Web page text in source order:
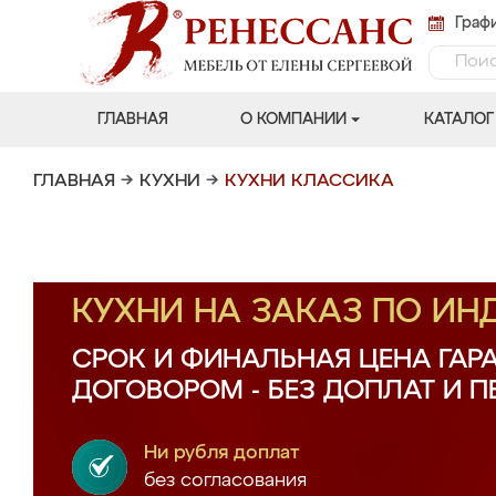
ГЛАВНАЯ О КОМПАНИИ КАТАЛОГ
ГЛАВНАЯ → КУХНИ → КУХНИ КЛАССИКА
КУХНИ НА ЗАКАЗ ПО
СРОК И ФИНАЛЬНАЯ ЦЕНА
ДОГОВОРОМ - БЕЗ ДОПЛАТ И
Ни рубля доплат
без согласования